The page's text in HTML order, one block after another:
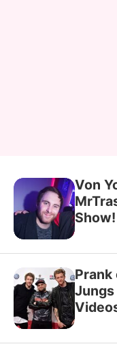
Von
Show!
Prank
Jungs